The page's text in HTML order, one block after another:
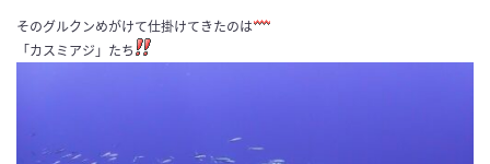
そのグルクンめがけて仕掛けてきたのは
「カスミアジ」たち